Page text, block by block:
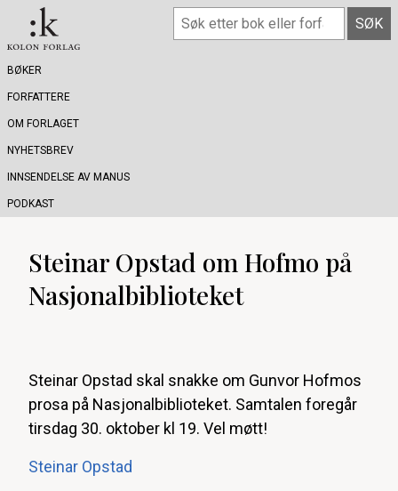
BØKER
FORFATTERE
OM FORLAGET
NYHETSBREV
INNSENDELSE AV MANUS
PODKAST
Steinar Opstad om Hofmo på
Nasjonalbiblioteket
Steinar Opstad skal snakke om Gunvor Hofmos
prosa på Nasjonalbiblioteket. Samtalen foregår
tirsdag 30. oktober kl 19. Vel møtt!
Steinar Opstad